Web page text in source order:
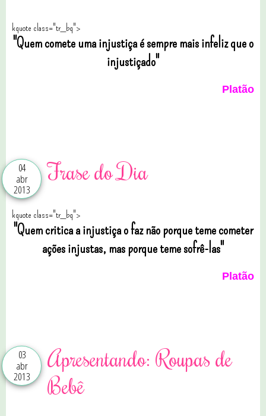
kquote class="tr_bq">
"Quem comete uma injustiça é sempre mais infeliz que o
injustiçado"
Platão
04
abr
2013
Frase do Dia
kquote class="tr_bq">
"Quem critica a injustiça o faz não porque teme cometer
ações injustas, mas porque teme sofrê-las"
Platão
03
abr
2013
Apresentando: Roupas de
Bebê